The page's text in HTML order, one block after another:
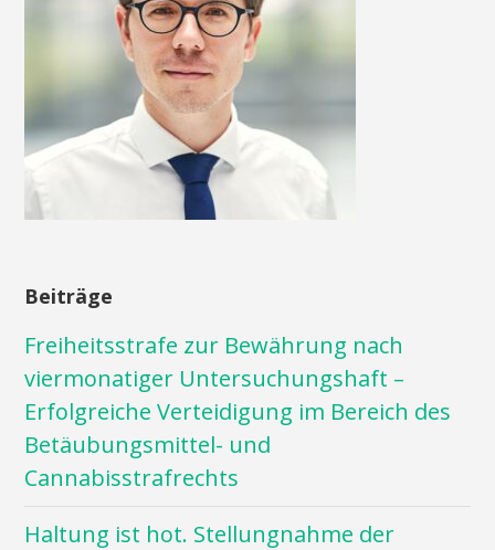
Beiträge
Freiheitsstrafe zur Bewährung nach
viermonatiger Untersuchungshaft –
Erfolgreiche Verteidigung im Bereich des
Betäubungsmittel- und
Cannabisstrafrechts
Haltung ist hot. Stellungnahme der